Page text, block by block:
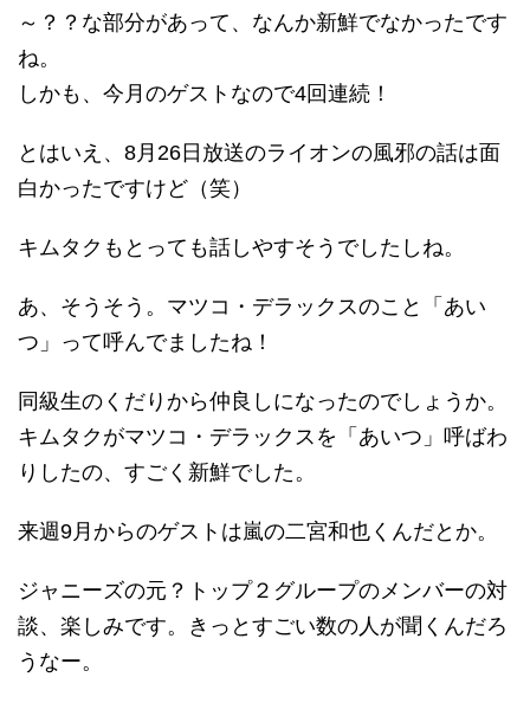
～？？な部分があって、なんか新鮮でなかったです
ね。
しかも、今月のゲストなので4回連続！
とはいえ、8月26日放送のライオンの風邪の話は面
白かったですけど（笑）
キムタクもとっても話しやすそうでしたしね。
あ、そうそう。マツコ・デラックスのこと「あい
つ」って呼んでましたね！
同級生のくだりから仲良しになったのでしょうか。
キムタクがマツコ・デラックスを「あいつ」呼ばわ
りしたの、すごく新鮮でした。
来週9月からのゲストは嵐の二宮和也くんだとか。
ジャニーズの元？トップ２グループのメンバーの対
談、楽しみです。きっとすごい数の人が聞くんだろ
うなー。